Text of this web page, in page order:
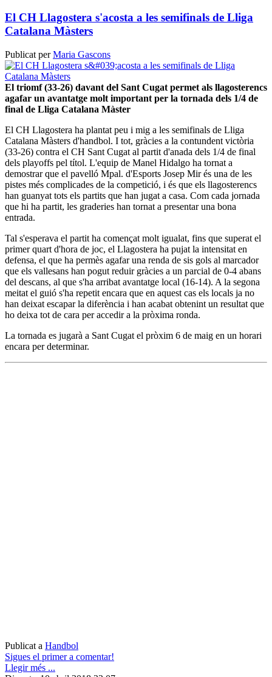
El CH Llagostera s'acosta a les semifinals de Lliga
Catalana Màsters
Publicat perMaria Gascons
El triomf (33-26) davant del Sant Cugat permet als llagosterencs
agafar un avantatge molt important per la tornada dels 1/4 de
final de Lliga Catalana Màster
El CH Llagostera ha plantat peu i mig a les semifinals de Lliga
Catalana Màsters d'handbol. I tot, gràcies a la contundent victòria
(33-26) contra el CH Sant Cugat al partit d'anada dels 1/4 de final
dels playoffs pel títol. L'equip de Manel Hidalgo ha tornat a
demostrar que el pavelló Mpal. d'Esports Josep Mir és una de les
pistes més complicades de la competició, i és que els llagosterencs
han guanyat tots els partits que han jugat a casa. Com cada jornada
que hi ha partit, les graderies han tornat a presentar una bona
entrada.
Tal s'esperava el partit ha començat molt igualat, fins que superat el
primer quart d'hora de joc, el Llagostera ha pujat la intensitat en
defensa, el que ha permès agafar una renda de sis gols al marcador
que els vallesans han pogut reduir gràcies a un parcial de 0-4 abans
del descans, al que s'ha arribat avantatge local (16-14). A la segona
meitat el guió s'ha repetit encara que en aquest cas els locals ja no
han deixat escapar la diferència i han acabat obtenint un resultat que
ho deixa tot de cara per accedir a la pròxima ronda.
La tornada es jugarà a Sant Cugat el pròxim 6 de maig en un horari
encara per determinar.
Publicat a Handbol
Sigues el primer a comentar!
Llegir més ...